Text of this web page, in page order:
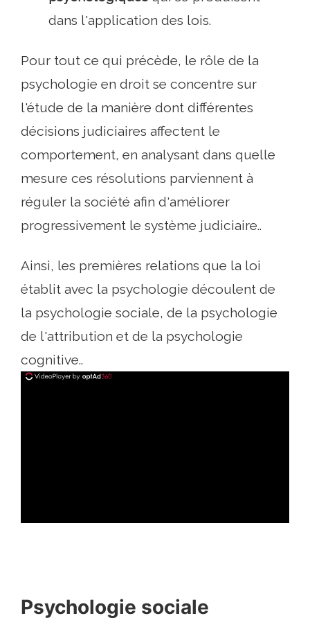
dans l'application des lois.
Pour tout ce qui précède, le rôle de la
psychologie en droit se concentre sur
l'étude de la manière dont différentes
décisions judiciaires affectent le
comportement, en analysant dans quelle
mesure ces résolutions parviennent à
réguler la société afin d'améliorer
progressivement le système judiciaire..
Ainsi, les premières relations que la loi
établit avec la psychologie découlent de
la psychologie sociale, de la psychologie
de l'attribution et de la psychologie
cognitive..
Psychologie sociale